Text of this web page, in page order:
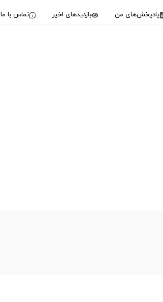
پادپخش‌های من بازدیدهای اخیر تماس با ما